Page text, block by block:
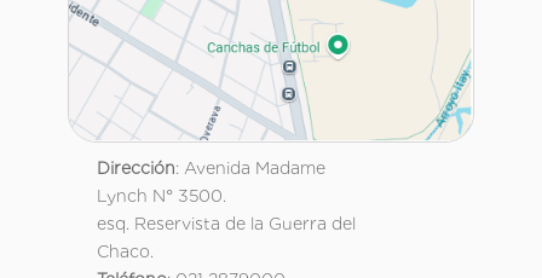
Dirección: Avenida Madame
Lynch N° 3500.
esq. Reservista de la Guerra del
Chaco.